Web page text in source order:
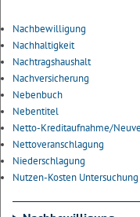
Nachbewilligung
Nachhaltigkeit
Nachtragshaushalt
Nachversicherung
Nebenbuch
Nebentitel
Netto-Kreditaufnahme/
Nettoveranschlagung
Niederschlagung
Nutzen-Kosten Untersuchung